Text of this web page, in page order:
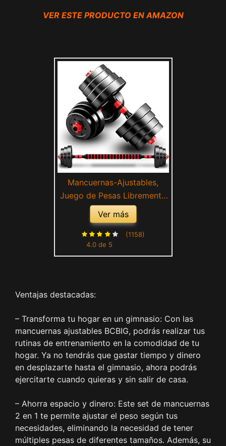
VER ESTE PRODUCTO EN AMAZON
Mancuernas-Ajustables,
Juego de Pesas Libremente
Combinable con Barras
ConexióN, Kit de
Levantamiento para
Gimnasio en casa, Fitness
Ver más
4.0 de 5
(1158)
Ventajas destacadas:
– Transforma tu hogar en un gimnasio: Con las
mancuernas ajustables BCBIG, podrás realizar tus
rutinas de entrenamiento en la comodidad de tu
hogar. Ya no tendrás que gastar tiempo y dinero
en desplazarte hasta el gimnasio, ahora podrás
ejercitarte cuando quieras y sin salir de casa.
– Ahorra espacio y dinero: Este set de mancuernas
2 en 1 te permite ajustar el peso según tus
necesidades, eliminando la necesidad de tener
múltiples pesas de diferentes tamaños. Además, su